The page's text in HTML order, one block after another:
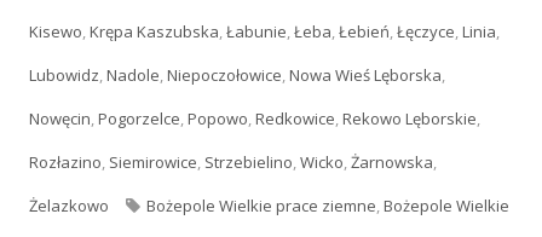
Kisewo,Krępa Kaszubska,Łabunie,Łeba,Łebień,Łęczyce,Linia,
Lubowidz,Nadole,Niepoczołowice,Nowa Wieś Lęborska,
Nowęcin,Pogorzelce,Popowo,Redkowice,Rekowo Lęborskie,
Rozłazino, Siemirowice, Strzebielino,Wicko,Żarnowska,
Żelazkowo
Tagi
Bożepole Wielkie prace ziemne,Bożepole Wielkie